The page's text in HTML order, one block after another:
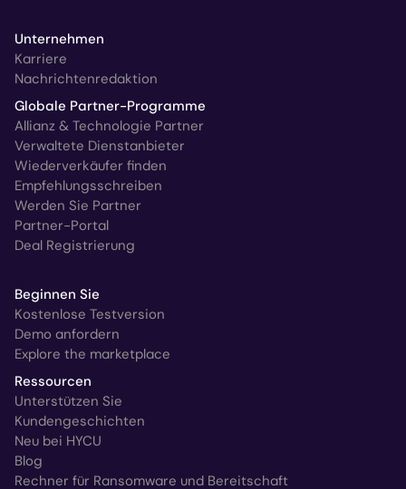
Unternehmen
Karriere
Nachrichtenredaktion
Globale Partner-Programme
Allianz & Technologie Partner
Verwaltete Dienstanbieter
Wiederverkäufer finden
Empfehlungsschreiben
Werden Sie Partner
Partner-Portal
Deal Registrierung
Beginnen Sie
Kostenlose Testversion
Demo anfordern
Explore the marketplace
Ressourcen
Unterstützen Sie
Kundengeschichten
Neu bei HYCU
Blog
Rechner für Ransomware und Bereitschaft